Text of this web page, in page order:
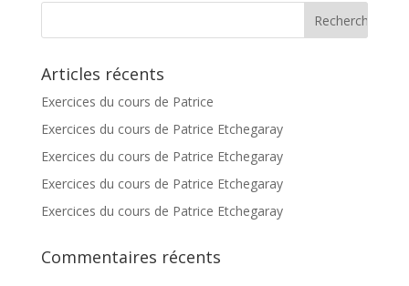
Articles récents
Exercices du cours de Patrice
Exercices du cours de Patrice Etchegaray
Exercices du cours de Patrice Etchegaray
Exercices du cours de Patrice Etchegaray
Exercices du cours de Patrice Etchegaray
Commentaires récents